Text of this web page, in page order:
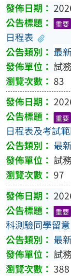
重要
日程表
最
試
83
重要
日程表及考試
最
試
97
重要
科測驗同學留意
最
試
388